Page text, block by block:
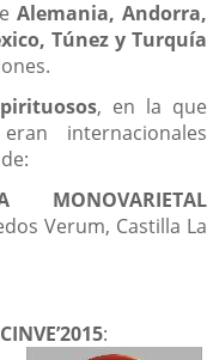
Alemania, Andorra,
Túnez y Turquía
, en la que
internacionales
Verum, Castilla La
: